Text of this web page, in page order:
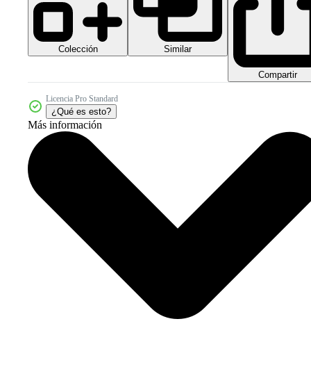
Colección Similar
Compartir
Licencia Pro Standard
¿Qué es esto?
Más información